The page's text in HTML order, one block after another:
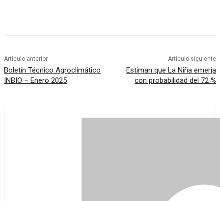
Artículo anterior
Boletín Técnico Agroclimático
INBIO – Enero 2025
Artículo siguiente
Estiman que La Niña emerja
con probabilidad del 72 %